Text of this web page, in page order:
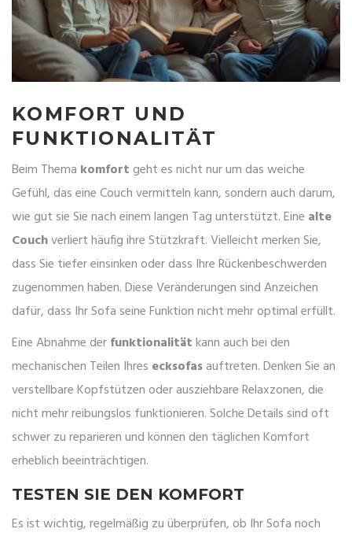
KOMFORT UND
FUNKTIONALITÄT
Beim Thema komfortgeht es nicht nur um das weiche
Gefühl, das eine Couch vermitteln kann, sondern auch darum,
wie gut sie Sie nach einem langen Tag unterstützt. Eine alte
Couchverliert häufig ihre Stützkraft. Vielleicht merken Sie,
dass Sie tiefer einsinken oder dass Ihre Rückenbeschwerden
zugenommen haben. Diese Veränderungen sind Anzeichen
dafür, dass Ihr Sofa seine Funktion nicht mehr optimal erfüllt.
Eine Abnahme derfunktionalitätkann auch bei den
mechanischen Teilen Ihres ecksofasauftreten. Denken Sie an
verstellbare Kopfstützen oder ausziehbare Relaxzonen, die
nicht mehr reibungslos funktionieren. Solche Details sind oft
schwer zu reparieren und können den täglichen Komfort
erheblich beeinträchtigen.
TESTEN SIE DEN KOMFORT
Es ist wichtig, regelmäßig zu überprüfen, ob Ihr Sofa noch